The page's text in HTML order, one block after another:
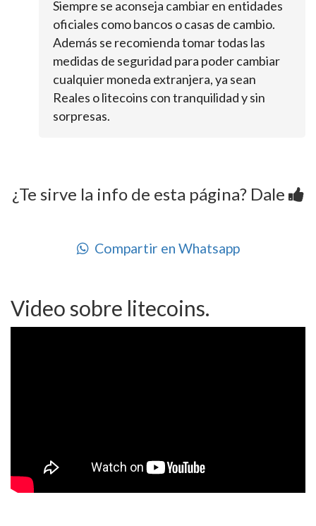
Siempre se aconseja cambiar en entidades
oficiales como bancos o casas de cambio.
Además se recomienda tomar todas las
medidas de seguridad para poder cambiar
cualquier moneda extranjera, ya sean
Reales o litecoins con tranquilidad y sin
sorpresas.
¿Te sirve la info de esta página? Dale
Compartir en Whatsapp
Video sobre litecoins.